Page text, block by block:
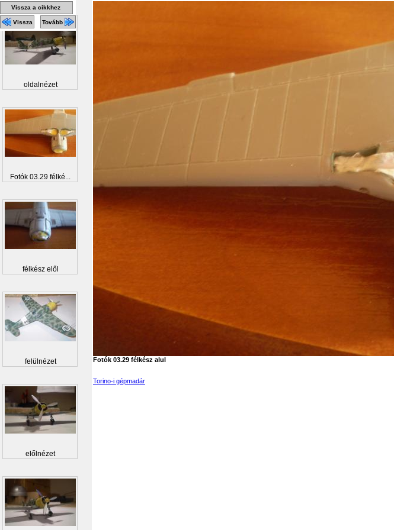
Fotók 03.29 félkész alul
Torino-i gépmadár
Vissza a cikkhez
Vissza Tovább
oldalnézet
Fotók 03.29 félké...
félkész elől
felülnézet
előlnézet